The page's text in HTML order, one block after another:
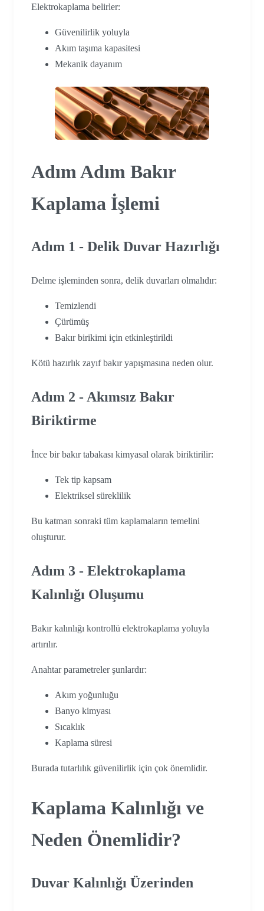
Elektrokaplama belirler:
Güvenilirlik yoluyla
Akım taşıma kapasitesi
Mekanik dayanım
Adım Adım Bakır
Kaplama İşlemi
Adım 1 - Delik Duvar Hazırlığı
Delme işleminden sonra, delik duvarları olmalıdır:
Temizlendi
Çürümüş
Bakır birikimi için etkinleştirildi
Kötü hazırlık zayıf bakır yapışmasına neden olur.
Adım 2 - Akımsız Bakır
Biriktirme
İnce bir bakır tabakası kimyasal olarak biriktirilir:
Tek tip kapsam
Elektriksel süreklilik
Bu katman sonraki tüm kaplamaların temelini
oluşturur.
Adım 3 - Elektrokaplama
Kalınlığı Oluşumu
Bakır kalınlığı kontrollü elektrokaplama yoluyla
artırılır.
Anahtar parametreler şunlardır:
Akım yoğunluğu
Banyo kimyası
Sıcaklık
Kaplama süresi
Burada tutarlılık güvenilirlik için çok önemlidir.
Kaplama Kalınlığı ve
Neden Önemlidir?
Duvar Kalınlığı Üzerinden